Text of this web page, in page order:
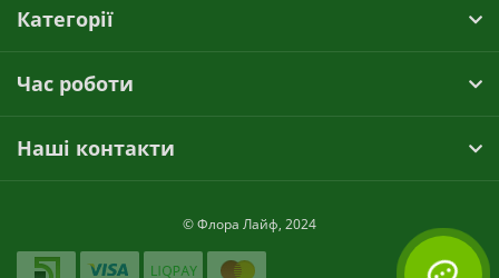
Категорії
Час роботи
Наші контакти
© Флора Лайф, 2024